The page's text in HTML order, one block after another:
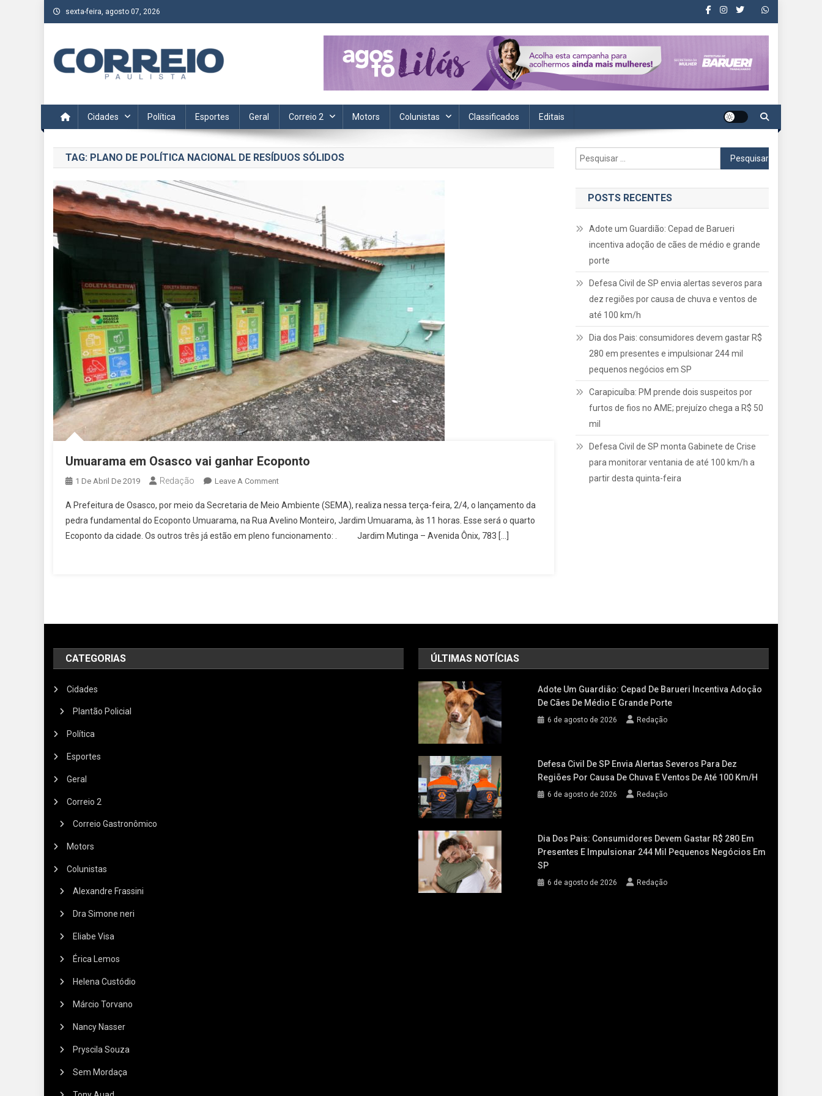
Skip
to
sexta-feira, agosto 07, 2026
Acompanhe as últimas notícias da região no Correio Paulista. Informação, política, saúde, economia, esportes e cotidiano.
Cidades Política Esportes Geral Correio 2 Motors Colunistas Classificados Editais
TAG: PLANO DE POLÍTICA NACIONAL DE RESÍDUOS SÓLIDOS
Umuarama em Osasco vai ganhar Ecoponto
1 De Abril De 2019 Redação Leave A CommentOn
Em
Osasco
Vai
A Prefeitura de Osasco, por meio da Secretaria de Meio Ambiente (SEMA), realiza nessa terça-feira, 2/4, o lançamento da
pedra fundamental do Ecoponto Umuarama, na Rua Avelino Monteiro, Jardim Umuarama, às 11 horas. Esse será o quarto
Ecoponto da cidade. Os outros três já estão em pleno funcionamento: . Jardim Mutinga – Avenida Ônix, 783 […]
Pesquisar
por:
POSTS RECENTES
Adote um Guardião: Cepad de Barueri
incentiva adoção de cães de médio e grande
porte
Defesa Civil de SP envia alertas severos para
dez regiões por causa de chuva e ventos de
até 100 km/h
Dia dos Pais: consumidores devem gastar R$
280 em presentes e impulsionar 244 mil
pequenos negócios em SP
Carapicuíba: PM prende dois suspeitos por
furtos de fios no AME; prejuízo chega a R$ 50
mil
Defesa Civil de SP monta Gabinete de Crise
para monitorar ventania de até 100 km/h a
partir desta quinta-feira
CATEGORIAS
Cidades
Plantão Policial
Política
Esportes
Geral
Correio 2
Correio Gastronômico
Motors
Colunistas
Alexandre Frassini
Dra Simone neri
Eliabe Visa
Érica Lemos
Helena Custódio
Márcio Torvano
Nancy Nasser
Pryscila Souza
Sem Mordaça
ÚLTIMAS NOTÍCIAS
Adote Um Guardião: Cepad De Barueri Incentiva Adoção
De Cães De Médio E Grande Porte
6 de agosto de 2026 Redação
Defesa Civil De SP Envia Alertas Severos Para Dez
Regiões Por Causa De Chuva E Ventos De Até 100 Km/h
6 de agosto de 2026 Redação
Dia Dos Pais: Consumidores Devem Gastar R$ 280 Em
Presentes E Impulsionar 244 Mil Pequenos Negócios Em
SP
6 de agosto de 2026 Redação